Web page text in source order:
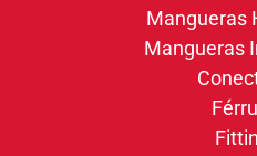
Mangueras
Mangueras